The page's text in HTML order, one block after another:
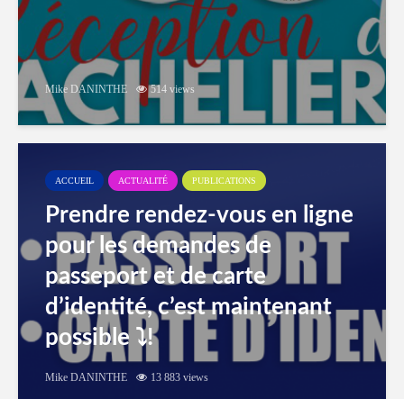
Mike DANINTHE 514 views
ACCUEIL ACTUALITÉ PUBLICATIONS
Prendre rendez-vous en ligne
pour les demandes de
passeport et de carte
d’identité, c’est maintenant
possible ⤵️!
Mike DANINTHE 13 883 views